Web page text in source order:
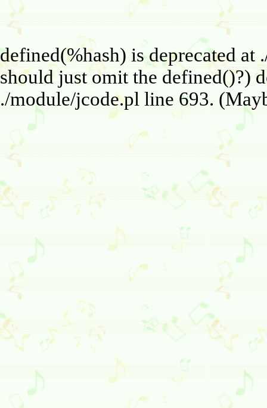
defined(%hash) is deprecated
should just omit the defined()?)
./module/jcode.pl line 693.